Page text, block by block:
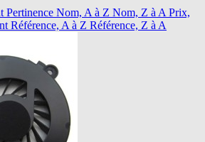
Pertinence Nom, A à Z Nom, Z à A Prix,
Référence, A à Z Référence, Z à A